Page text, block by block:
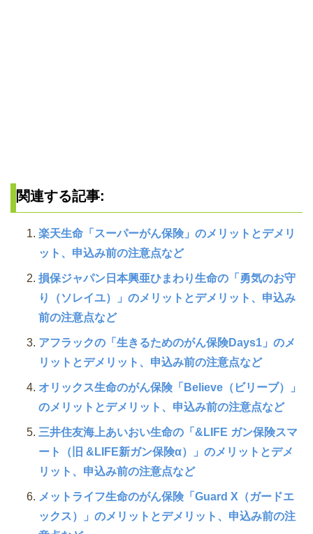
関連する記事:
楽天生命「スーパーがん保険」のメリットとデメリ
ット、申込み前の注意点など
損保ジャパン日本興亜ひまわり生命の「勇気のお守
り（ソレイユ）」のメリットとデメリット、申込み
前の注意点など
アフラックの「生きるためのがん保険Days1」のメ
リットとデメリット、申込み前の注意点など
オリックス生命のがん保険「Believe（ビリーブ）」
のメリットとデメリット、申込み前の注意点など
三井住友海上あいおい生命の「&LIFE ガン保険スマ
ート（旧 &LIFE新ガン保険α）」のメリットとデメ
リット、申込み前の注意点など
メットライフ生命のがん保険「Guard X（ガードエ
ックス）」のメリットとデメリット、申込み前の注